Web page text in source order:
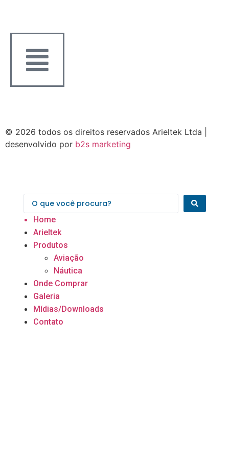
© 2026 todos os direitos reservados Arieltek Ltda |
desenvolvido por b2s marketing
Home
Arieltek
Produtos
Aviação
Náutica
Onde Comprar
Galeria
Mídias/Downloads
Contato